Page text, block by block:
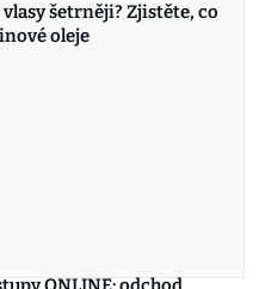
šetrněji? Zjistěte, co
oleje